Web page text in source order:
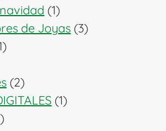
productos11
producto
de Joyas 33
1
22
productos
11
12